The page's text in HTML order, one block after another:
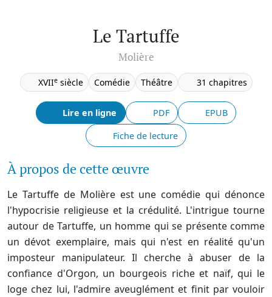
Le Tartuffe
Molière
XVIIe siècle Comédie Théâtre 31 chapitres
Lire en ligne PDF
EPUB
Fiche de lecture
À propos de cette œuvre
Le Tartuffe de Molière est une comédie qui dénonce
l'hypocrisie religieuse et la crédulité. L'intrigue tourne
autour de Tartuffe, un homme qui se présente comme
un dévot exemplaire, mais qui n'est en réalité qu'un
imposteur manipulateur. Il cherche à abuser de la
confiance d'Orgon, un bourgeois riche et naïf, qui le
loge chez lui, l'admire aveuglément et finit par vouloir